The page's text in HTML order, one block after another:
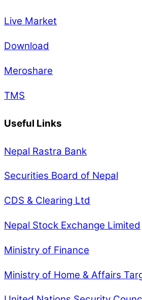
Live Market
Download
Meroshare
TMS
Useful Links
Nepal Rastra Bank
Securities Board of Nepal
CDS & Clearing Ltd
Nepal Stock Exchange Limited
Ministry of Finance
Ministry of Home & Affairs